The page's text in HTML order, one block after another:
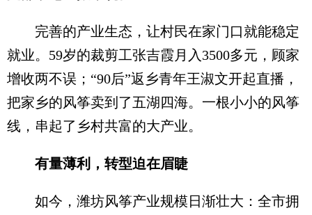
完善的产业生态，让村民在家门口就能稳定
就业。59岁的裁剪工张吉霞月入3500多元，顾家
增收两不误；“90后”返乡青年王淑文开起直播，
把家乡的风筝卖到了五湖四海。一根小小的风筝
线，串起了乡村共富的大产业。
有量薄利，转型迫在眉睫
如今，潍坊风筝产业规模日渐壮大：全市拥